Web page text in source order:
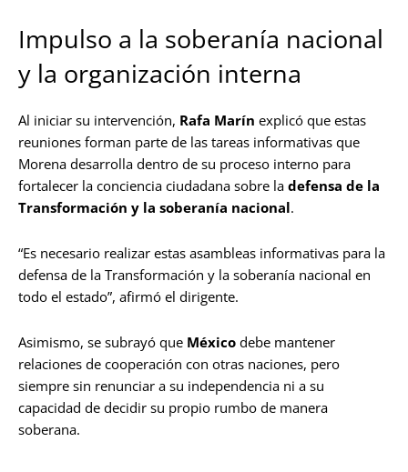
Impulso a la soberanía nacional
y la organización interna
Al iniciar su intervención, Rafa Marín explicó que estas
reuniones forman parte de las tareas informativas que
Morena desarrolla dentro de su proceso interno para
fortalecer la conciencia ciudadana sobre la defensa de la
Transformación y la soberanía nacional.
“Es necesario realizar estas asambleas informativas para la
defensa de la Transformación y la soberanía nacional en
todo el estado”, afirmó el dirigente.
Asimismo, se subrayó que México debe mantener
relaciones de cooperación con otras naciones, pero
siempre sin renunciar a su independencia ni a su
capacidad de decidir su propio rumbo de manera
soberana.